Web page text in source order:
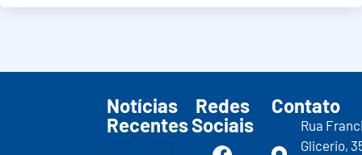
Notícias
Recentes
Redes
Sociais
Contato
Rua
Glicerio,